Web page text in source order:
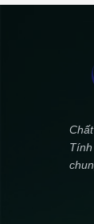
một lần trong